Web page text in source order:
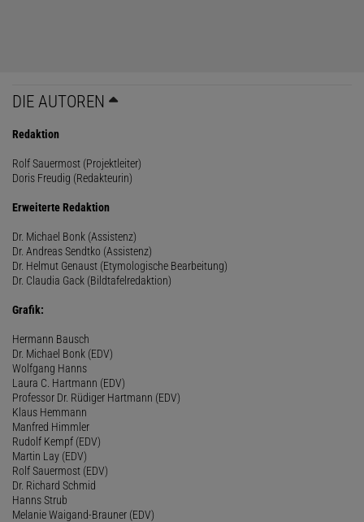
DIE AUTOREN
Redaktion
Rolf Sauermost (Projektleiter)
Doris Freudig (Redakteurin)
Erweiterte Redaktion
Dr. Michael Bonk (Assistenz)
Dr. Andreas Sendtko (Assistenz)
Dr. Helmut Genaust (Etymologische Bearbeitung)
Dr. Claudia Gack (Bildtafelredaktion)
Grafik:
Hermann Bausch
Dr. Michael Bonk (EDV)
Wolfgang Hanns
Laura C. Hartmann (EDV)
Professor Dr. Rüdiger Hartmann (EDV)
Klaus Hemmann
Manfred Himmler
Rudolf Kempf (EDV)
Martin Lay (EDV)
Rolf Sauermost (EDV)
Dr. Richard Schmid
Hanns Strub
Melanie Waigand-Brauner (EDV)